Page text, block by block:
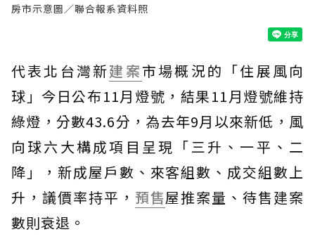
房市示意圖／聯合報系資料照
代表北台灣新建案市場概況的「住展風向
球」今日公布11月燈號，結果11月燈號維持
綠燈，分數43.6分，為去年9月以來新低，風
向球六大構成項目呈現「三升、一平、二
降」，新成屋戶數、來客組數、成交組數上
升，議價率持平， 預售屋推案量、待售建案
數則衰退。